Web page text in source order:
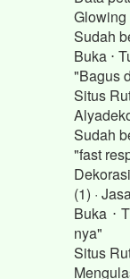
Glowing
Sudah
Buka ⋅
"Bagus
Situs
Sudah
"fast
(1) ·
Buka ⋅
nya"
Situs